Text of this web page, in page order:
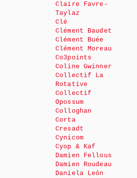
Claire Favre-
Taylaz
Clé
Clément Baudet
Clément Buée
Clément Moreau
Co3points
Coline Gwinner
Collectif La
Rotative
Collectif
Opossum
Colloghan
Corta
Cresadt
Cynicom
Cyop & Kaf
Damien Fellous
Damien Roudeau
Daniela León